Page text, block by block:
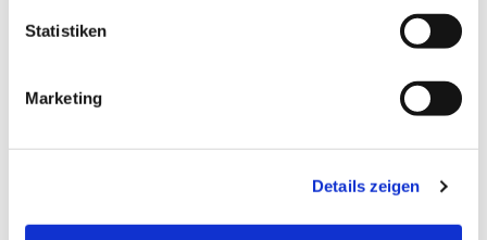
Statistiken
Marketing
Details zeigen
Dies könnte Sie auch
interessieren